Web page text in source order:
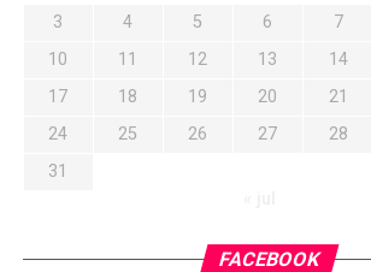
3
4 5 6 7
10
11 12 13 14
17
18 19 20 21
24
25 26 27 28
31
FACEBOOK